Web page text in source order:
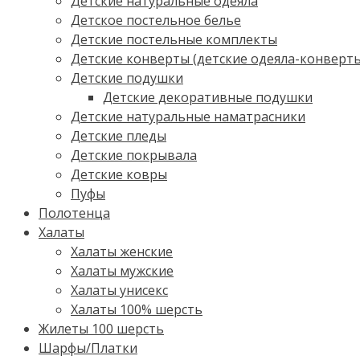
Детское постельное белье
Детские постельные комплекты
Детские конверты (детские одеяла-
Детские подушки
Детские декоративные подушки
Детские натуральные наматрасники
Детские пледы
Детские покрывала
Детские ковры
Пуфы
Полотенца
Халаты
Халаты женские
Халаты мужские
Халаты унисекс
Халаты 100% шерсть
Жилеты 100 шерсть
Шарфы/Платки